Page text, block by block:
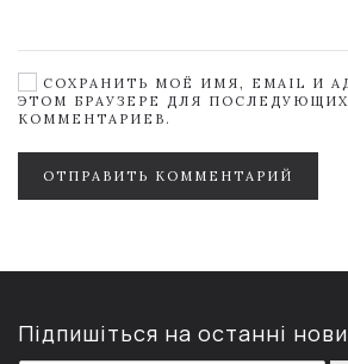
СОХРАНИТЬ МОЁ ИМЯ, EMAIL И
ЭТОМ БРАУЗЕРЕ ДЛЯ
КОММЕНТАРИЕВ.
ОТПРАВИТЬ КОММЕНТАРИЙ
Підпишіться на останні